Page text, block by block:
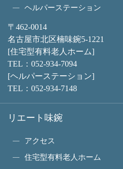
ヘルパーステーション
〒462-0014
名古屋市北区楠味鋺5-1221
[住宅型有料老人ホーム]
TEL： 052-934-7094
[ヘルパーステーション]
TEL： 052-934-7148
リエート味鋺
アクセス
住宅型有料老人ホーム